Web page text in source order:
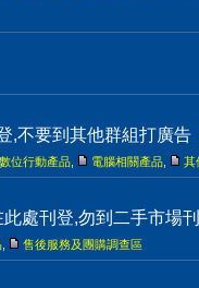
,不要到其他群組打廣告
數位行動產品 電腦相關產品 其
處刊登,勿到二手市場
售後服務及團購調查區